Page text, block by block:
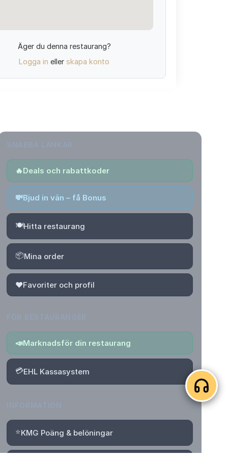
Äger du denna restaurang?
Logga in eller skapa konto
🔥Deals och rabattkoder
💸Bjud in vän – få Bonus
🍽️Hitta restaurang
📦Mina order
❤️Favoriter och profil
📣Marknadsför din restaurang
💳EHL Kassasystem
⭐KMG Poäng & belöningar